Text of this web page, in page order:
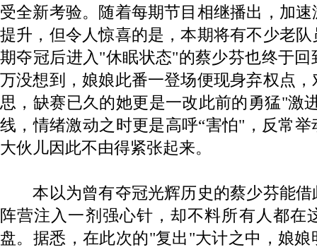
受全新考验。随着每期节目相继播出，加
提升，但令人惊喜的是，本期将有不少老
期夺冠后进入"休眠状态"的蔡少芬也终于
万没想到，娘娘此番一登场便现身弃权点
思，缺赛已久的她更是一改此前的勇猛"激
线，情绪激动之时更是高呼“害怕"，反常
大伙儿因此不由得紧张起来。
本以为曾有夺冠光辉历史的蔡少芬能借
阵营注入一剂强心针，却不料所有人都在
盘。据悉，在此次的"复出"大计之中，娘